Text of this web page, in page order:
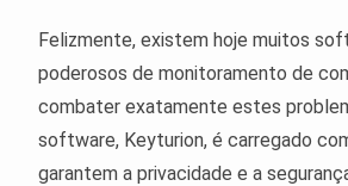
Felizmente, existem hoje muitos
poderosos de monitoramento de
combater exatamente estes
software, Keyturion, é carregado
garantem a privacidade e a